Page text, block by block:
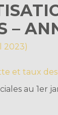
–
2023)
et taux
au 1er